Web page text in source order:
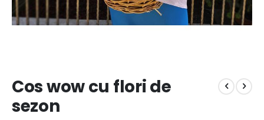
Cos wow cu flori de
sezon